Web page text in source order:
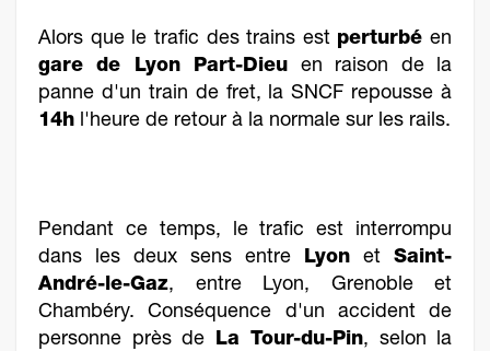
Alors que le trafic des trains est perturbé en
gare de Lyon Part-Dieu en raison de la
panne d'un train de fret, la SNCF repousse à
14h l'heure de retour à la normale sur les rails.
Pendant ce temps, le trafic est interrompu
dans les deux sens entre Lyon et Saint-
André-le-Gaz, entre Lyon, Grenoble et
Chambéry. Conséquence d'un accident de
personne près de La Tour-du-Pin, selon la